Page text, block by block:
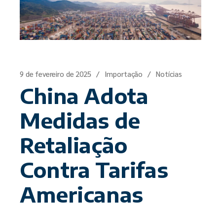
9 de fevereiro de 2025 Importação Notícias
China Adota
Medidas de
Retaliação
Contra Tarifas
Americanas